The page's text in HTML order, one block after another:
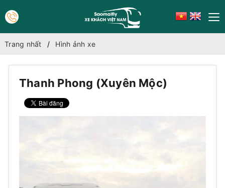
Trang nhất Hình ảnh xe
Thanh Phong (Xuyên Mộc)